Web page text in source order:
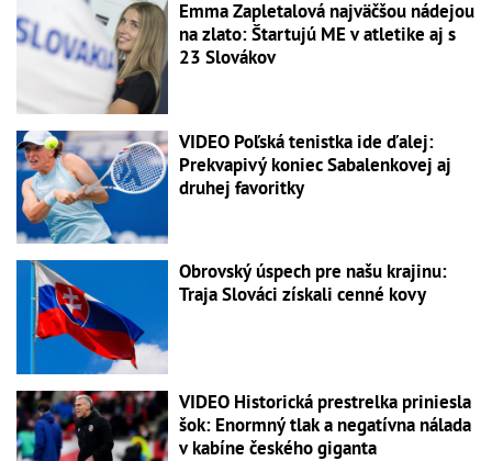
Emma Zapletalová najväčšou nádejou
na zlato: Štartujú ME v atletike aj s
23 Slovákov
VIDEO Poľská tenistka ide ďalej:
Prekvapivý koniec Sabalenkovej aj
druhej favoritky
Obrovský úspech pre našu krajinu:
Traja Slováci získali cenné kovy
VIDEO Historická prestrelka priniesla
šok: Enormný tlak a negatívna nálada
v kabíne českého giganta